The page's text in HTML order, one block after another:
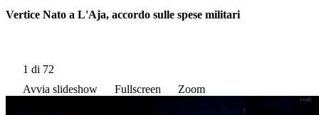
Vertice Nato a L'Aja, accordo sulle spese militari
1 di 72
Avvia slideshow
Fullscreen Zoom